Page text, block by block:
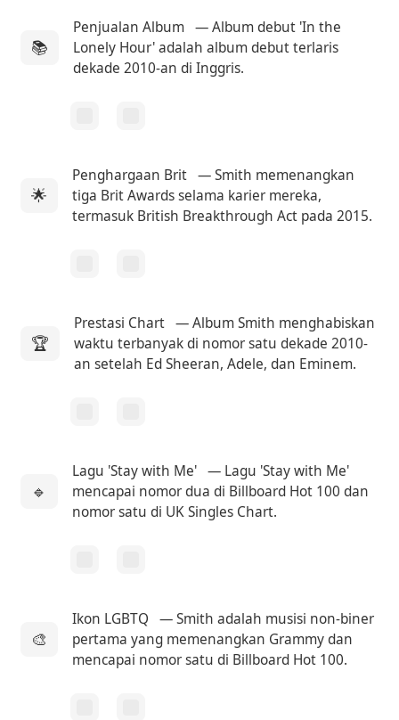
📚
Penjualan Album — Album debut 'In the
Lonely Hour' adalah album debut terlaris
dekade 2010-an di Inggris.
🌟
Penghargaan Brit — Smith memenangkan
tiga Brit Awards selama karier mereka,
termasuk British Breakthrough Act pada 2015.
🏆
Prestasi Chart — Album Smith menghabiskan
waktu terbanyak di nomor satu dekade 2010-
an setelah Ed Sheeran, Adele, dan Eminem.
🔹
Lagu 'Stay with Me' — Lagu 'Stay with Me'
mencapai nomor dua di Billboard Hot 100 dan
nomor satu di UK Singles Chart.
🎨
Ikon LGBTQ
— Smith adalah musisi non-biner
pertama yang memenangkan Grammy dan
mencapai nomor satu di Billboard Hot 100.